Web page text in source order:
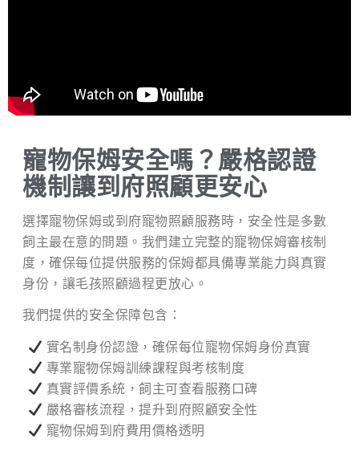
寵物保姆安全嗎？嚴格認證
機制讓到府照顧更安心
選擇寵物保姆或到府寵物照顧服務時，安全性是多數
飼主最在意的問題。我們建立完整的寵物保姆審核制
度，確保每位提供服務的保姆都具備專業能力與真實
身份，讓毛孩照顧過程更放心。
我們提供的安全保障包含：
實名制身份認證，確保每位寵物保姆身份真實
專業寵物保姆訓練課程與考核制度
真實評價系統，飼主可查看服務口碑
嚴格審核流程，提升到府照顧安全性
寵物保姆到府費用價格透明